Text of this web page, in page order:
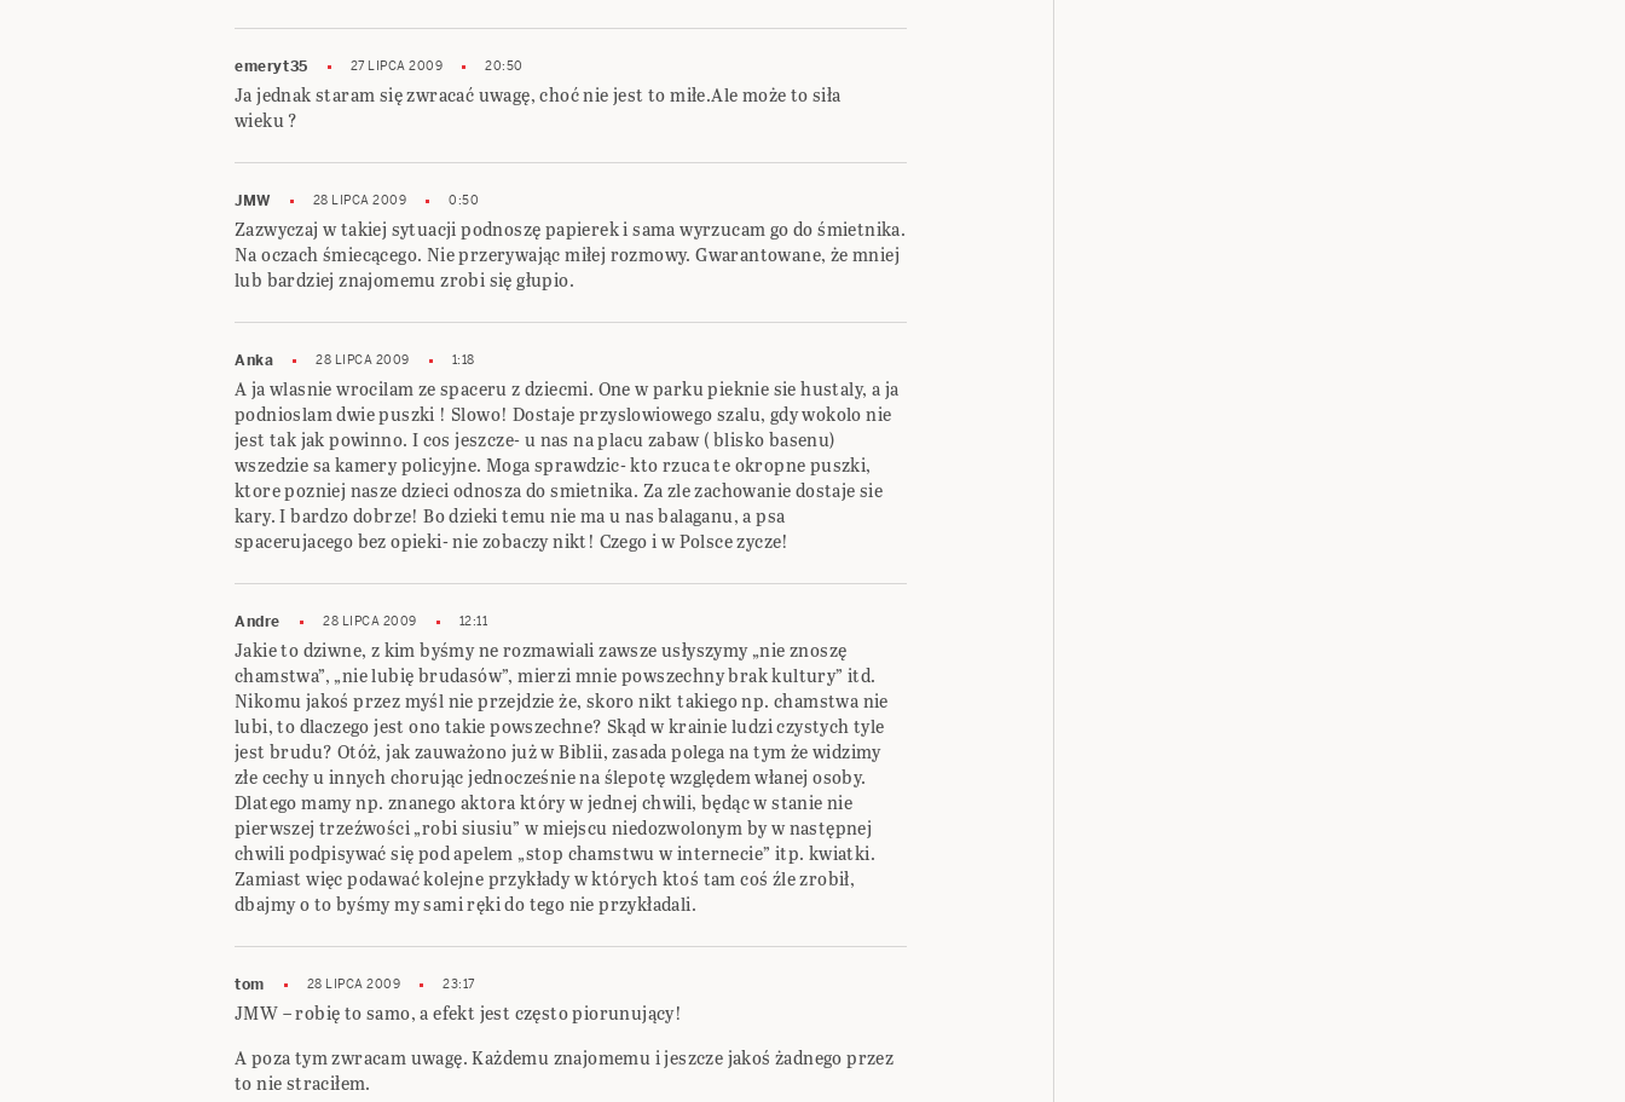
emeryt35 27 LIPCA 2009 20:50
Ja jednak staram się zwracać uwagę, choć nie jest to miłe.Ale może to siła
wieku ?
JMW 28 LIPCA 2009 0:50
Zazwyczaj w takiej sytuacji podnoszę papierek i sama wyrzucam go do śmietnika.
Na oczach śmiecącego. Nie przerywając miłej rozmowy. Gwarantowane, że mniej
lub bardziej znajomemu zrobi się głupio.
Anka 28 LIPCA 2009 1:18
A ja wlasnie wrocilam ze spaceru z dziecmi. One w parku pieknie sie hustaly, a ja
podnioslam dwie puszki ! Slowo! Dostaje przyslowiowego szalu, gdy wokolo nie
jest tak jak powinno. I cos jeszcze- u nas na placu zabaw ( blisko basenu)
wszedzie sa kamery policyjne. Moga sprawdzic- kto rzuca te okropne puszki,
ktore pozniej nasze dzieci odnosza do smietnika. Za zle zachowanie dostaje sie
kary. I bardzo dobrze! Bo dzieki temu nie ma u nas balaganu, a psa
spacerujacego bez opieki- nie zobaczy nikt! Czego i w Polsce zycze!
Andre 28 LIPCA 2009 12:11
Jakie to dziwne, z kim byśmy ne rozmawiali zawsze usłyszymy „nie znoszę
chamstwa”, „nie lubię brudasów”, mierzi mnie powszechny brak kultury” itd.
Nikomu jakoś przez myśl nie przejdzie że, skoro nikt takiego np. chamstwa nie
lubi, to dlaczego jest ono takie powszechne? Skąd w krainie ludzi czystych tyle
jest brudu? Otóż, jak zauważono już w Biblii, zasada polega na tym że widzimy
złe cechy u innych chorując jednocześnie na ślepotę względem włanej osoby.
Dlatego mamy np. znanego aktora który w jednej chwili, będąc w stanie nie
pierwszej trzeźwości „robi siusiu” w miejscu niedozwolonym by w następnej
chwili podpisywać się pod apelem „stop chamstwu w internecie” itp. kwiatki.
Zamiast więc podawać kolejne przykłady w których ktoś tam coś źle zrobił,
dbajmy o to byśmy my sami ręki do tego nie przykładali.
tom 28 LIPCA 2009 23:17
JMW – robię to samo, a efekt jest często piorunujący!
A poza tym zwracam uwagę. Każdemu znajomemu i jeszcze jakoś żadnego przez
to nie straciłem.